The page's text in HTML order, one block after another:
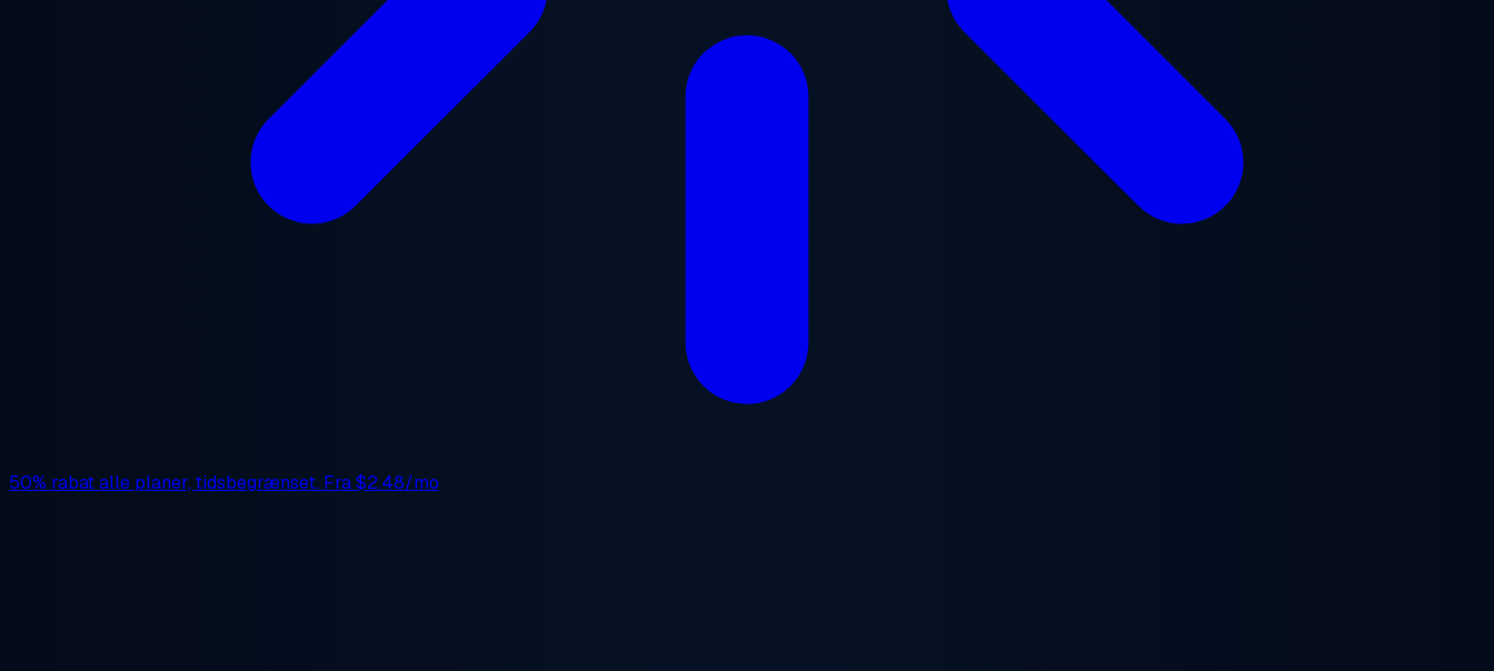
50% rabatalle planer, tidsbegrænset. Fra$2.48/mo